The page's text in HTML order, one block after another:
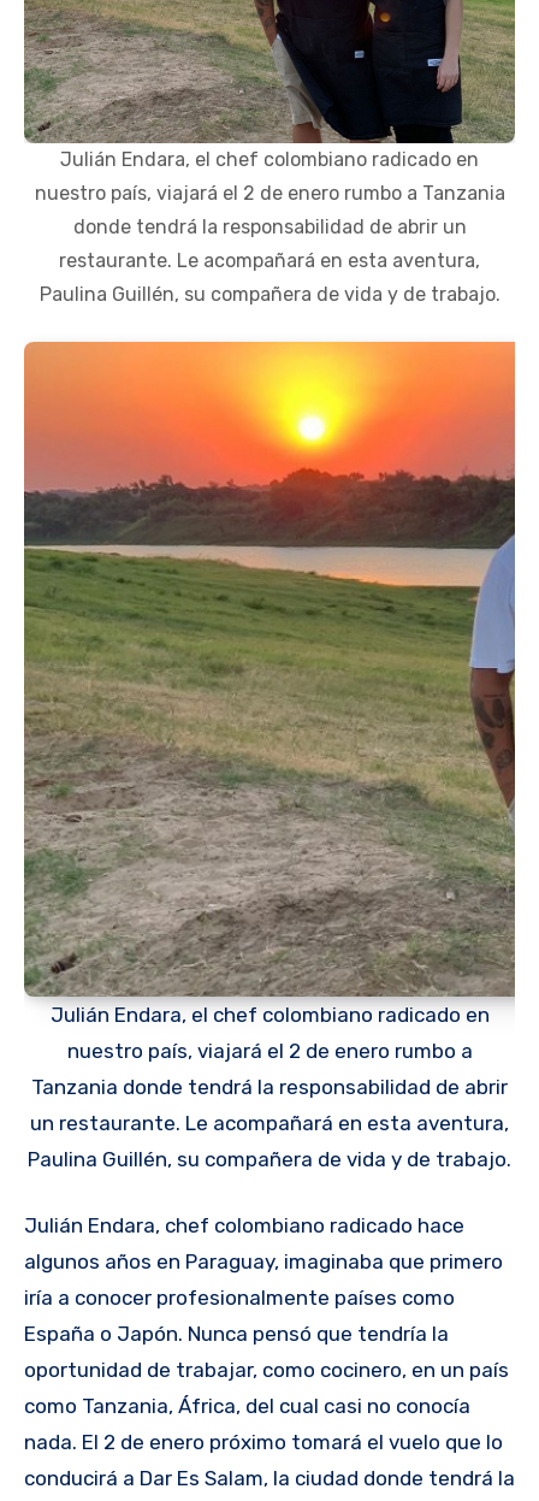
Julián Endara, el chef colombiano radicado en
nuestro país, viajará el 2 de enero rumbo a Tanzania
donde tendrá la responsabilidad de abrir un
restaurante. Le acompañará en esta aventura,
Paulina Guillén, su compañera de vida y de trabajo.
Julián Endara, el chef colombiano radicado en
nuestro país, viajará el 2 de enero rumbo a
Tanzania donde tendrá la responsabilidad de abrir
un restaurante. Le acompañará en esta aventura,
Paulina Guillén, su compañera de vida y de trabajo.
Julián Endara, chef colombiano radicado hace
algunos años en Paraguay, imaginaba que primero
iría a conocer profesionalmente países como
España o Japón. Nunca pensó que tendría la
oportunidad de trabajar, como cocinero, en un país
como Tanzania, África, del cual casi no conocía
nada. El 2 de enero próximo tomará el vuelo que lo
conducirá a Dar Es Salam, la ciudad donde tendrá la